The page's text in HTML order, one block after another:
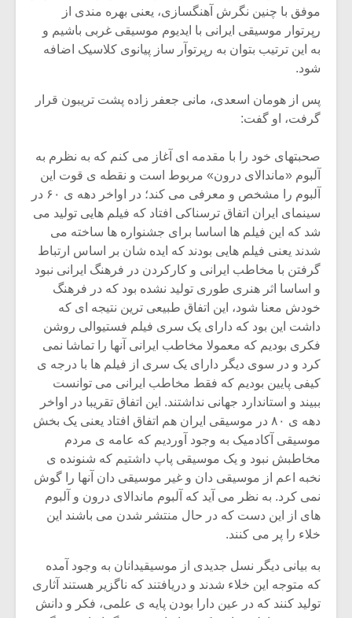
موفق با چنین نگرش آهنگسازی، یعنی بهره مندی از
رپرتوار موسیقی ایرانی با ایدیوم موسیقی غربی باشیم و
به این ترتیب بتوان به رپرتوآر ساز پیانوی کلاسیک اضافه
شود.
پس از هومان اسعدی، مانی جعفر زاده پشت تریبون قرار
گرفت، او گفت:
صحبتهای خود را با مقدمه ای آغاز می کنم که به نظرم به
آلبوم «ماندالای درون» مربوط است و نقطه ی قوت این
آلبوم را مشخص و معرفی می کند؛ در اواخر دهه ی ۶۰ در
سینمای ایران اتفاق ترسناکی افتاد که فیلم هایی تولید می
شد که این فیلم ها اساسا برای جشنواره ها ساخته می
شدند یعنی فیلم هایی بودند که ایده شان بر اساس ارتباط
گرفتن با مخاطب ایرانی و کارکردن در فرهنگ ایرانی نبود
و اساسا اثر هنری طوری تولید نشده بود که در فرهنگ
خودش معنا شود، این اتفاق طبیعی ترین نتیجه ای که
داشت این بود که دارای یک سری فیلم فستیوالی روشن
فکری بودیم که معمولا مخاطب ایرانی آنها را تماشا نمی
کرد و در سوی دیگر دارای یک سری از فیلم ها با درجه ی
کیفی پایین بودیم که فقط مخاطب ایرانی می توانست
ببیند و استاندارد جهانی نداشتند. این اتفاق تقریبا در اواخر
دهه ی ۸۰ در موسیقی ایران هم اتفاق افتاد یعنی یک بخش
موسیقی آکادمیک به وجود آوردیم که عامه ی مردم
مخاطبش نبود و یک موسیقی پاپ داشتیم که شنونده ی
نخبه اعم از موسیقی دان و غیر موسیقی دان آنها را گوش
نمی کرد. به نظر می آید که آلبوم ماندالای درون و آلبوم
های از این دست که در حال منتشر شدن می باشند این
خلاء را پر می کنند.
به بیانی دیگر نسل جدیدی از موسیقیدانان به وجود آمده
که متوجه این خلاء شدند و دریافتند که ناگزیر هستند آثاری
تولید کنند که در عین دارا بودن پایه ی علمی، فکر و دانش
اگر نمی توانی
سکانسی